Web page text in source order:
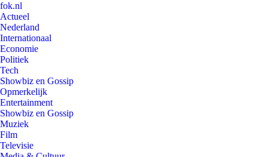
fok.nl
Actueel
Nederland
Internationaal
Economie
Politiek
Tech
Showbiz en Gossip
Opmerkelijk
Entertainment
Showbiz en Gossip
Muziek
Film
Televisie